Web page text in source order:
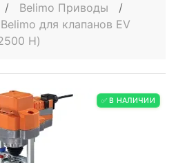
/ Belimo Приводы
/
для клапанов EV
Н)
✅ В НАЛИЧИИ